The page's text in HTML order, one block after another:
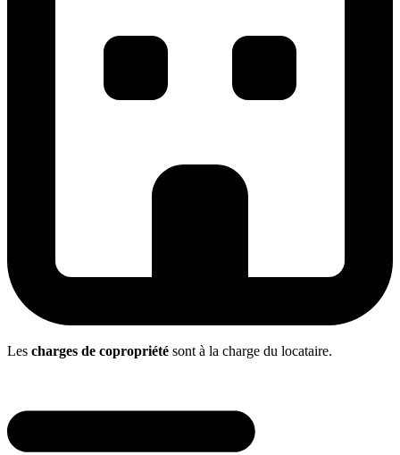
Les charges de copropriété sont à la charge du locataire.